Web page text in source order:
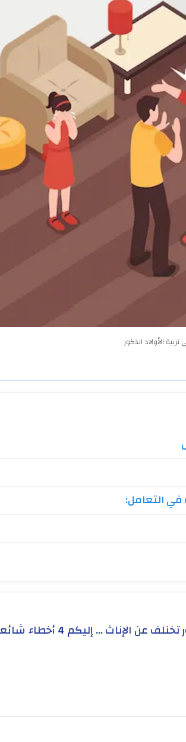
في التعامل:
ليس كما يتصور الجميع أن تربية الاولاد الذكور تخنلف عن